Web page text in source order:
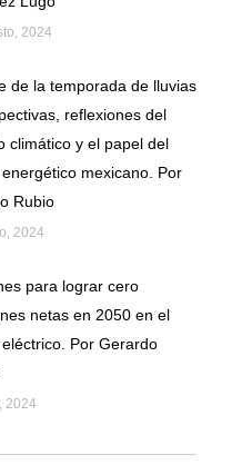
2024
de la temporada de lluvias
reflexiones del
climático y el papel del
mexicano. Por
Rubio
2024
para lograr cero
netas en 2050 en el
Por Gerardo
2024